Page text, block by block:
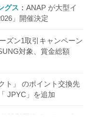
グス
ANAP が大型イ
」開催決定
ズン1取引キャンペーン
対象、賞金総額
ト」 のポイント交換先
JPYC」を追加